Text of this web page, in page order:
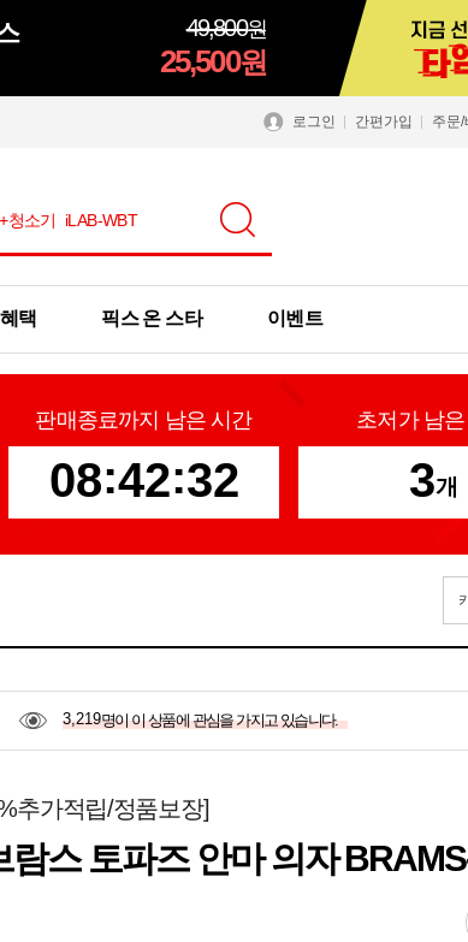
49,800원
25,500원
로그인 간편가입 주문/
택 픽스 온 스타 이벤트
판매종료까지 남은 시간
08:42:30
초저가 남
3개
3,219명이 이 상품에 관심을 가지고 있습니다.
추가적립/정품보장]
람스 토파즈 안마 의자